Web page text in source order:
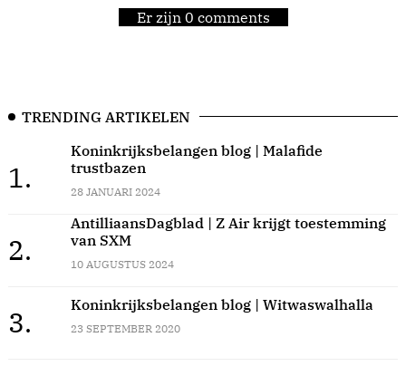
Er zijn 0 comments
TRENDING ARTIKELEN
1.
Koninkrijksbelangen blog | Malafide
trustbazen
28 JANUARI 2024
2.
AntilliaansDagblad | Z Air krijgt toestemming
van SXM
10 AUGUSTUS 2024
3.
Koninkrijksbelangen blog | Witwaswalhalla
23 SEPTEMBER 2020